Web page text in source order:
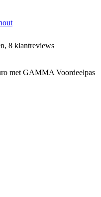
8 klantreviews
met GAMMA Voordeelpas